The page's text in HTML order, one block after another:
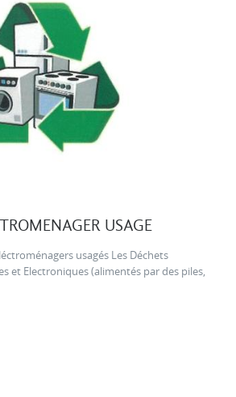
USAGE
usagés Les Déchets
et Electroniques (alimentés par des piles,